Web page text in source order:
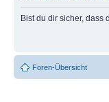
Bist du dir sicher, dass
Foren-Übersicht